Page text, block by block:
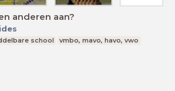
anderen aan?
school
vmbo, mavo, havo, vwo